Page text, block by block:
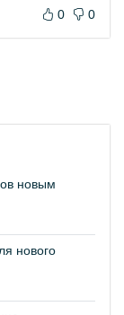
0 0
новым
нового